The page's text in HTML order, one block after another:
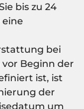
bis zu 24
bei
Beginn der
ist, ist
der
um